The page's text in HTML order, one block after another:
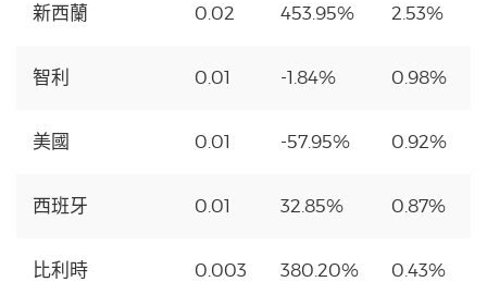
新西蘭 0.02 453.95% 2.53%
智利 0.01 -1.84% 0.98%
美國 0.01 -57.95% 0.92%
西班牙 0.01 32.85% 0.87%
比利時 0.003 380.20% 0.43%